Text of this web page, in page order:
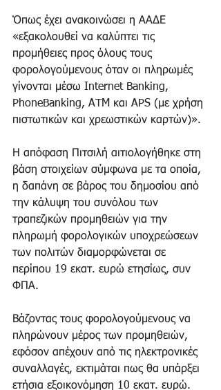
Όπως έχει ανακοινώσει η ΑΑΔΕ
«εξακολουθεί να καλύπτει τις
προμήθειες προς όλους τους
φορολογούμενους όταν οι πληρωμές
γίνονται μέσω Internet Banking,
PhoneBanking, ATM και APS (με χρήση
πιστωτικών και χρεωστικών καρτών)».
Η απόφαση Πιτσιλή αιτιολογήθηκε στη
βάση στοιχείων σύμφωνα με τα οποία,
η δαπάνη σε βάρος του δημοσίου από
την κάλυψη του συνόλου των
τραπεζικών προμηθειών για την
πληρωμή φορολογικών υποχρεώσεων
των πολιτών διαμορφώνεται σε
περίπου 19 εκατ. ευρώ ετησίως, συν
ΦΠΑ.
Βάζοντας τους φορολογούμενους να
πληρώνουν μέρος των προμηθειών,
εφόσον απέχουν από τις ηλεκτρονικές
συναλλαγές, εκτιμάται πως θα υπάρξει
ετήσια εξοικονόμηση 10 εκατ. ευρώ.